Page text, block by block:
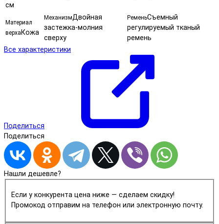
см
Материал
верха Кожа
МеханизмДвойная
застежка-молния
сверху
РеменьСъемный
регулируемый тканый
ремень
Все характеристики
Поделиться
Поделиться
Нашли дешевле?
Если у конкурента цена ниже — сделаем скидку!
Промокод отправим на телефон или электронную почту.